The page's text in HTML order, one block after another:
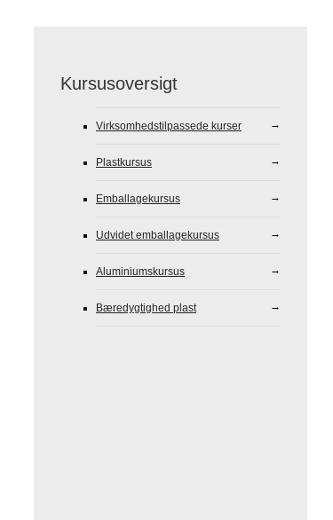
Kursusoversigt
Virksomhedstilpassede kurser
Plastkursus
Emballagekursus
Udvidet emballagekursus
Aluminiumskursus
Bæredygtighed plast